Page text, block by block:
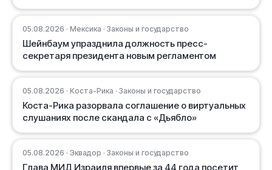
05.08.2026 · Мексика · Законы и государство
Шейнбаум упразднила должность пресс-
секретаря президента новым регламентом
05.08.2026 · Коста-Рика · Законы и государство
Коста-Рика разорвала соглашение о виртуальных
слушаниях после скандала с «Дьябло»
05.08.2026 · Эквадор · Законы и государство
Глава МИД Израиля впервые за 44 года посетит